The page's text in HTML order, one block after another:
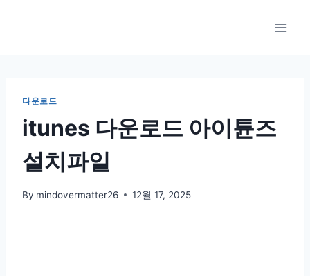
다운로드
itunes 다운로드 아이튠즈
설치파일
By mindovermatter26 12월 17, 2025